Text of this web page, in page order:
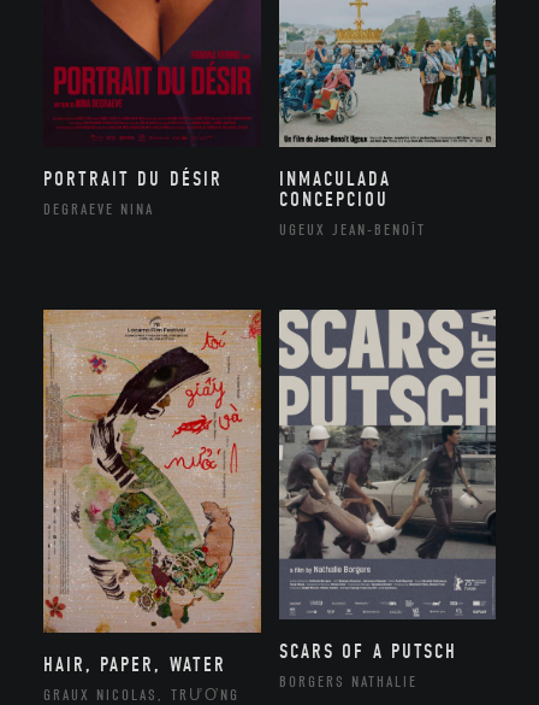
PORTRAIT DU DÉSIR
DEGRAEVE NINA
INMACULADA
CONCEPCIOU
UGEUX JEAN-BENOÎT
HAIR, PAPER, WATER
GRAUX NICOLAS, TRƯƠNG
SCARS OF A PUTSCH
BORGERS NATHALIE